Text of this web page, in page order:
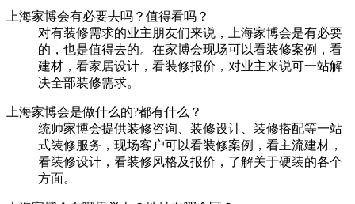
上海家博会有必要去吗？值得看吗？
对有装修需求的业主朋友们来说，上海家博会是有必要
的，也是值得去的。在家博会现场可以看装修案例，看
建材，看家居设计，看装修报价，对业主来说可一站解
决全部装修需求。
上海家博会是做什么的?都有什么？
统帅家博会提供装修咨询、装修设计、装修搭配等一站
式装修服务，现场客户可以看装修案例，看主流建材，
看装修设计，看装修风格及报价，了解关于硬装的各个
方面。